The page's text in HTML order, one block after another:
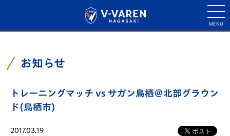
お知らせ
トレーニングマッチ vs サガン鳥栖＠北部グラウン
ド(鳥栖市)
2017.03.19